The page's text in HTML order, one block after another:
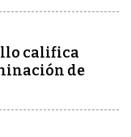
califica
de